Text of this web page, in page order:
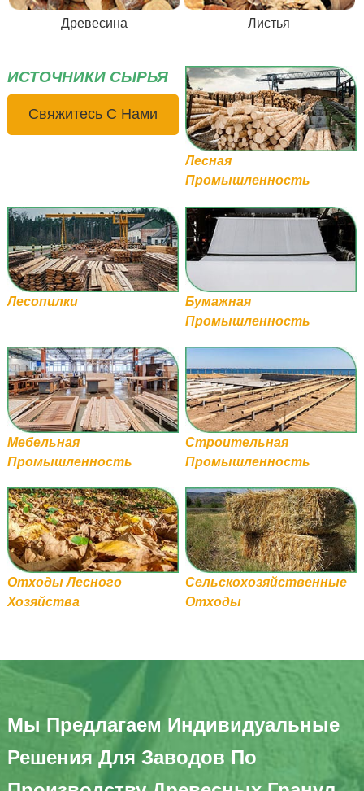
Древесина Листья
ИСТОЧНИКИ СЫРЬЯ
Свяжитесь С Нами
Лесная
Промышленность
Лесопилки
Бумажная
Промышленность
Мебельная
Промышленность
Строительная
Промышленность
Отходы Лесного
Хозяйства
Сельскохозяйственные
Отходы
Мы Предлагаем Индивидуальные
Решения Для Заводов По